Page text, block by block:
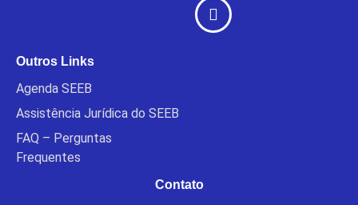
Outros Links
Agenda SEEB
Assistência Jurídica do SEEB
FAQ – Perguntas
Frequentes
Contato